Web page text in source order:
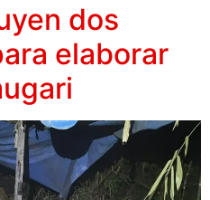
dos
elaborar